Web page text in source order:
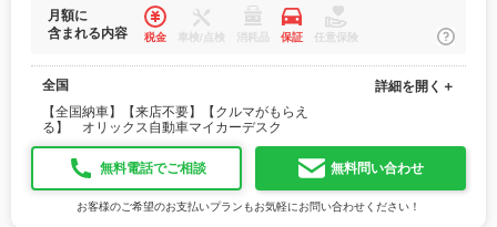
月額に
含まれる内容
税金 車検/点検 消耗品 保証 任意保険
全国
【全国納車】【来店不要】【クルマがもらえ
る】 オリックス自動車マイカーデスク
詳細を開く＋
無料電話でご相談 無料問い合わせ
お客様のご希望のお支払いプランもお気軽にお問い合わせください！